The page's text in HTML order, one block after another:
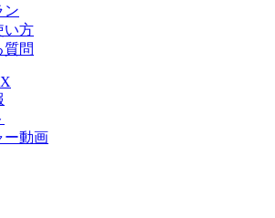
ン
い方
質問
ー動画